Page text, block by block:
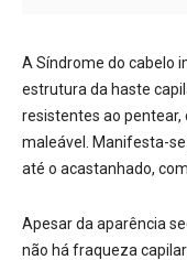
A Síndrome do cabelo
estrutura da haste
resistentes ao pentear,
maleável. Manifesta-
até o acastanhado,
Apesar da aparência
não há fraqueza